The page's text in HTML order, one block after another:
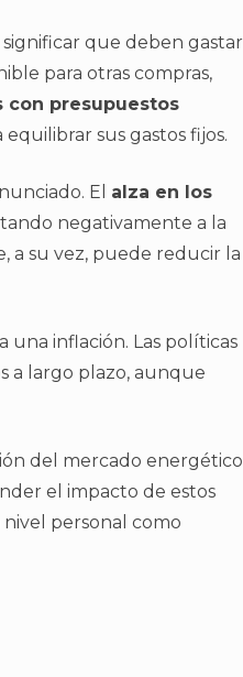
que deben gastar
para otras compras,
con presupuestos
sus gastos fijos.
El alza en los
negativamente a la
a su vez, puede reducir la
inflación. Las políticas
a largo plazo, aunque
del mercado
el impacto de estos
personal como